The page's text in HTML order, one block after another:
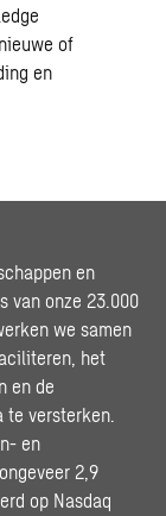
of
en
en
van onze 23.000
we samen
het
en de
versterken.
en
2,9
op Nasdaq